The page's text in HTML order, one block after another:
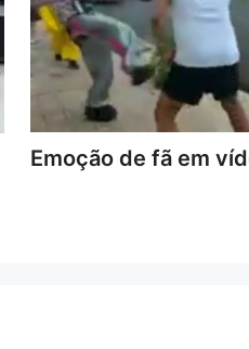
Emoção de fã em